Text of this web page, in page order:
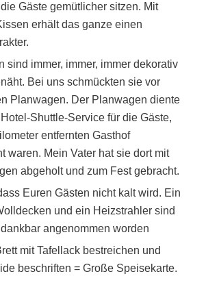
Gäste gemütlicher sitzen. Mit
erhält das ganze einen
sind immer, immer, immer dekorativ
Bei uns schmückten sie vor
Planwagen. Der Planwagen diente
Shuttle-Service für die Gäste,
entfernten Gasthof
waren. Mein Vater hat sie dort mit
abgeholt und zum Fest gebracht.
Euren Gästen nicht kalt wird. Ein
und ein Heizstrahler sind
angenommen worden
mit Tafellack bestreichen und
beschriften = Große Speisekarte.